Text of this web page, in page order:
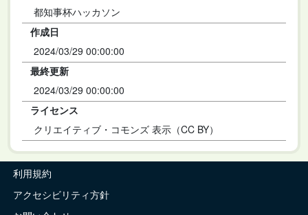
都知事杯ハッカソン
作成日
2024/03/29 00:00:00
最終更新
2024/03/29 00:00:00
ライセンス
クリエイティブ・コモンズ 表示（CC BY）
利用規約
アクセシビリティ方針